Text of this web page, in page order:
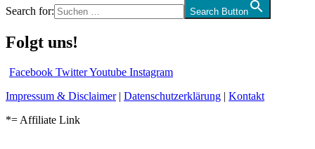
Search for: Search Button
Folgt uns!
Facebook TwitterYoutube Instagram
Impressum & Disclaimer| Datenschutzerklärung | Kontakt
*= Affiliate Link